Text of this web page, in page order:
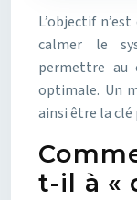
L’objectif
calmer le
permettre au
optimale. Un
ainsi être la
t-il à «